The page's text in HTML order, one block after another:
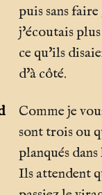
puis sans
j'écoutais
ce qu'ils
d'à côté.
Comme je
sont trois ou
planqués
Ils attendent